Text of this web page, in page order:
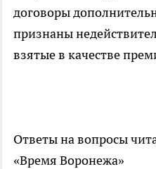
договоры
признаны
взятые в качестве
Ответы на вопросы
«Время Воронежа»